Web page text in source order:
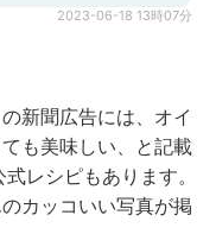
2023-06-18 13時07分
新聞広告には、オイ
も美味しい、と記載
レシピもあります。
カッコいい写真が掲